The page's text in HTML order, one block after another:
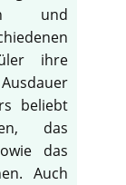
und
ihre
beliebt
das
das
Auch